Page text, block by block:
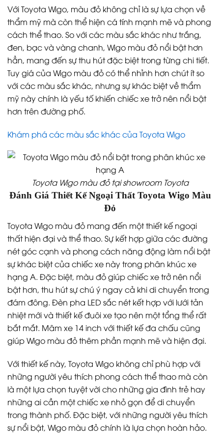
Với Toyota Wigo, màu đỏ không chỉ là sự lựa chọn về
thẩm mỹ mà còn thể hiện cá tính mạnh mẽ và phong
cách thể thao. So với các màu sắc khác như trắng,
đen, bạc và vàng chanh, Wigo màu đỏ nổi bật hơn
hẳn, mang đến sự thu hút đặc biệt trong từng chi tiết.
Tuy giá của Wigo màu đỏ có thể nhỉnh hơn chút ít so
với các màu sắc khác, nhưng sự khác biệt về thẩm
mỹ này chính là yếu tố khiến chiếc xe trở nên nổi bật
hơn trên đường phố.
Khám phá các màu sắc khác của Toyota Wigo
Toyota Wigo màu đỏ tại showroom Toyota
Đánh Giá Thiết Kế Ngoại Thất Toyota Wigo Màu
Đỏ
Toyota Wigo màu đỏ mang đến một thiết kế ngoại
thất hiện đại và thể thao. Sự kết hợp giữa các đường
nét góc cạnh và phong cách năng động làm nổi bật
sự khác biệt của chiếc xe này trong phân khúc xe
hạng A. Đặc biệt, màu đỏ giúp chiếc xe trở nên nổi
bật hơn, thu hút sự chú ý ngay cả khi di chuyển trong
đám đông. Đèn pha LED sắc nét kết hợp với lưới tản
nhiệt mới và thiết kế đuôi xe tạo nên một tổng thể rất
bắt mắt. Mâm xe 14 inch với thiết kế đa chấu cũng
giúp Wigo màu đỏ thêm phần mạnh mẽ và hiện đại.
Với thiết kế này, Toyota Wigo không chỉ phù hợp với
những người yêu thích phong cách thể thao mà còn
là một lựa chọn tuyệt vời cho những gia đình trẻ hay
những ai cần một chiếc xe nhỏ gọn để di chuyển
trong thành phố. Đặc biệt, với những người yêu thích
sự nổi bật, Wigo màu đỏ chính là lựa chọn hoàn hảo.